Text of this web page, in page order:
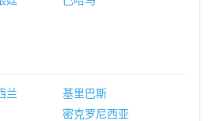
兰 基里巴斯
密克罗尼西亚